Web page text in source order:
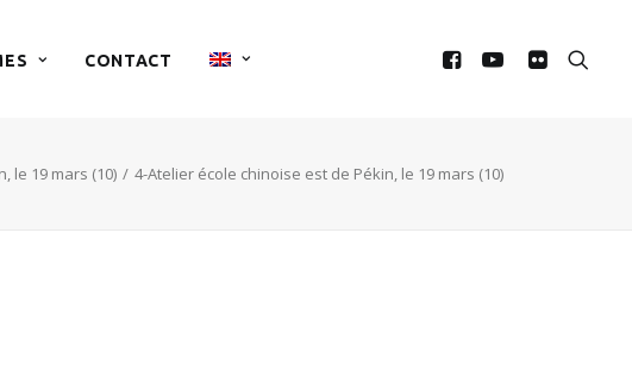
CONTACT
le 19 mars (10) 4-Atelier école chinoise est de Pékin, le 19 mars (10)